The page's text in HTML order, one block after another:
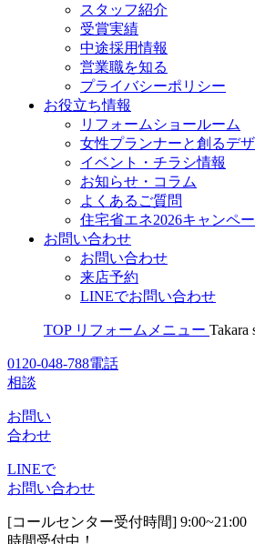
スタッフ紹介
受賞実績
中途採用情報
営業職を知る
プライバシーポリシー
お役立ち情報
リフォームショールーム
女性プランナーと創るデ
イベント・チラシ情報
お知らせ・コラム
よくあるご質問
住宅省エネ2026キャンペ
お問い合わせ
お問い合わせ
来店予約
LINEでお問い合わせ
TOP リフォームメニュー Takara
0120-048-788電話
相談
お問い
合わせ
LINEで
お問い合わせ
[コールセンター受付時間] 9:00~21:00
時間受付中！